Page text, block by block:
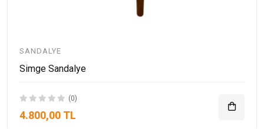
SANDALYE
Simge Sandalye
(0)
4.800,00 TL